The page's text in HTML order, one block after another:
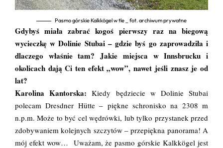
Pasmo górskie Kalkkögel w tle _ fot. archiwum prywatne
Gdybyś miała zabrać kogoś pierwszy raz na biegową
wycieczkę w Dolinie Stubai – gdzie byś go zaprowadziła i
dlaczego właśnie tam? Jakie miejsca w Innsbrucku i
okolicach dają Ci ten efekt „wow”, nawet jeśli znasz je od
lat?
Karolina Kantorska:Kiedy będziecie w Dolinie Stubai
polecam Dresdner Hütte – piękne schronisko na 2308 m
n.p.m. Może to być cel wędrówki, lub tylko przystanek przed
zdobywaniem kolejnych szczytów – przepiękna panorama! A
mój efekt wow… Uważam, że pasmo górskie Kalkkögel jest